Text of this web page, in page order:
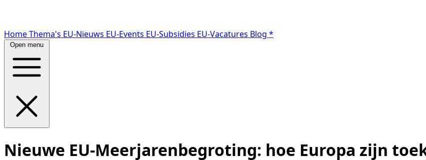
HomeThema's EU-Nieuws EU-Events EU-Subsidies EU-Vacatures Blog *
Open menu
Nieuwe EU-Meerjarenbegroting: hoe Europa zijn